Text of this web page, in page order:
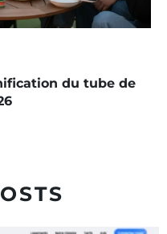
du tube de